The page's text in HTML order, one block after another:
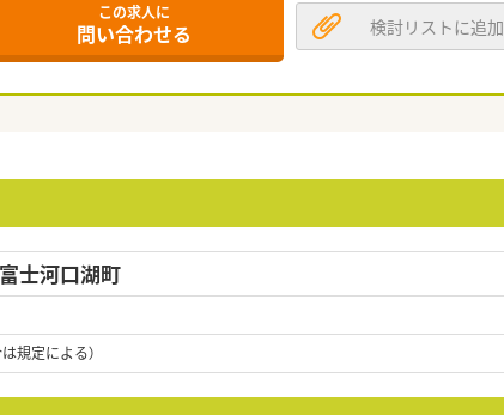
この求人に
問い合わせる 検討リストに追加
士河口湖町
規定による）